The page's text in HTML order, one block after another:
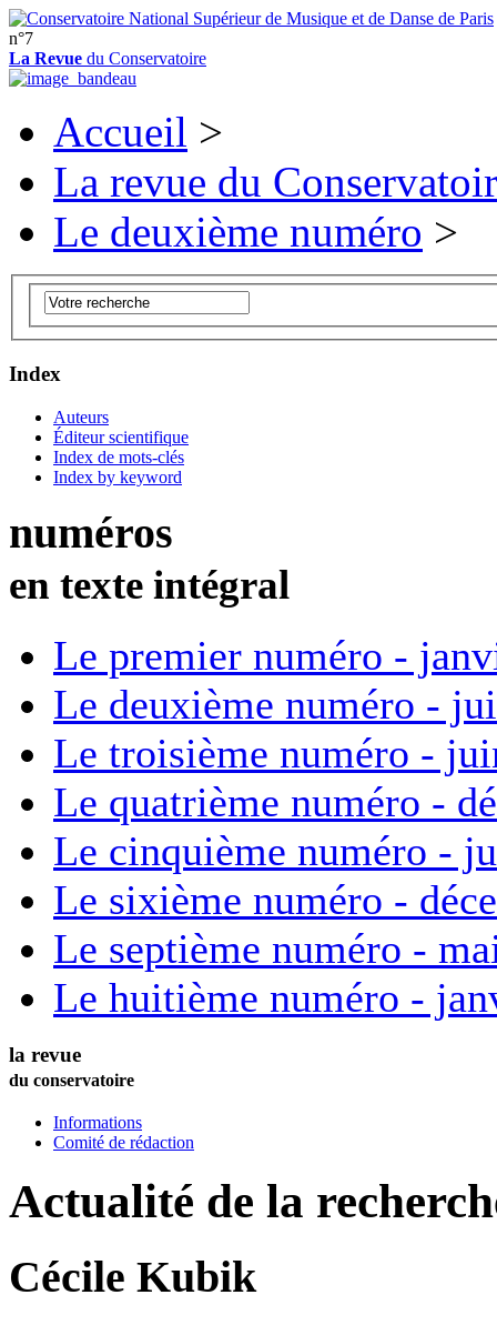
n°7
La Revue du Conservatoire
Accueil >
La revue du
Le deuxième numéro >
Index
Auteurs
Éditeur scientifique
Index de mots-clés
Index by keyword
numéros
en texte intégral
Le premier numéro -
Le deuxième numéro -
Le troisième numéro -
Le quatrième numéro -
Le cinquième numéro -
Le sixième numéro -
Le septième numéro -
Le huitième numéro -
la revue
du conservatoire
Informations
Comité de rédaction
Actualité de la
Cécile Kubik